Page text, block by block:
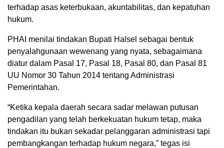
terhadap asas keterbukaan, akuntabilitas, dan kepatuhan
hukum.
PHAI menilai tindakan Bupati Halsel sebagai bentuk
penyalahgunaan wewenang yang nyata, sebagaimana
diatur dalam Pasal 17, Pasal 18, Pasal 80, dan Pasal 81
UU Nomor 30 Tahun 2014 tentang Administrasi
Pemerintahan.
“Ketika kepala daerah secara sadar melawan putusan
pengadilan yang telah berkekuatan hukum tetap, maka
tindakan itu bukan sekadar pelanggaran administrasi tapi
pembangkangan terhadap hukum negara,” tegas isi